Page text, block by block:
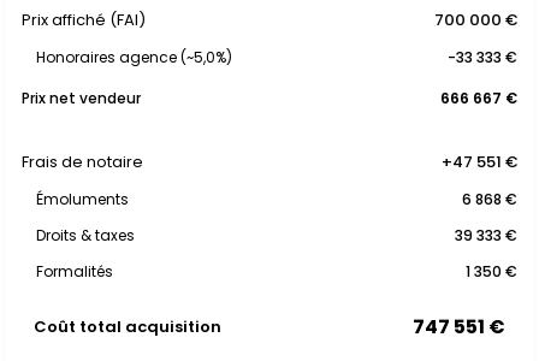
Prix affiché (FAI) 700 000 €
Honoraires agence (~5,0%)
-33 333 €
Prix net vendeur
666 667 €
Frais de notaire +47 551 €
Émoluments
6 868 €
Droits & taxes
39 333 €
Formalités
1 350 €
Coût total acquisition 747 551 €